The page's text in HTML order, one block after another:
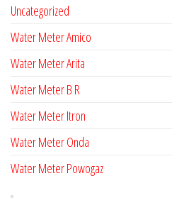
Uncategorized
Water Meter Amico
Water Meter Arita
Water Meter B R
Water Meter Itron
Water Meter Onda
Water Meter Powogaz